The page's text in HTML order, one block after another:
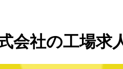
会社の工場求